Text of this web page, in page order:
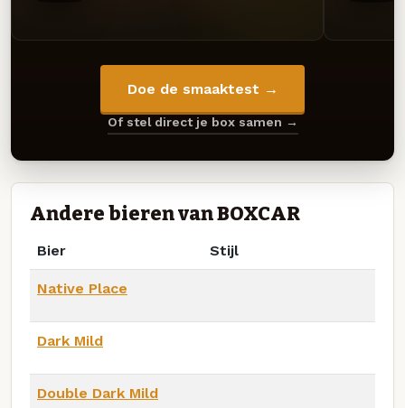
Doe de smaaktest →
Of stel direct je box samen →
Andere bieren van BOXCAR
Bier Stijl
Native Place
Dark Mild
Double Dark Mild